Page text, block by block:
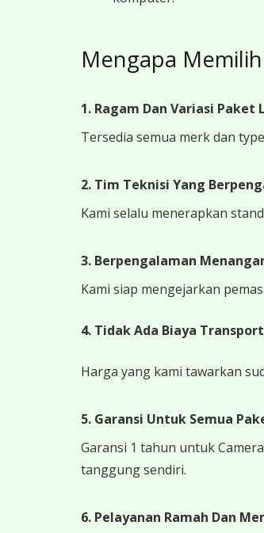
Mengapa
1. Ragam Dan Variasi Paket
Tersedia semua merk dan
2. Tim Teknisi Yang
Kami selalu menerapkan
3. Berpengalaman
Kami siap mengejarkan
4. Tidak Ada Biaya
Harga yang kami tawarkan
5. Garansi Untuk Semua
Garansi 1 tahun untuk
tanggung sendiri.
6. Pelayanan Ramah Dan